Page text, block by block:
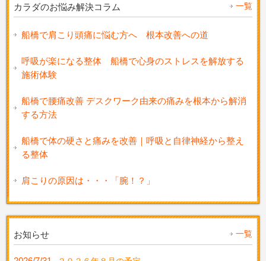
カラダのお悩み解決コラム 一覧
船橋で肩こり頭痛に悩む方へ 根本改善への道
呼吸が楽になる整体 船橋で心身のストレスを解放する
施術体験
船橋で腰痛改善 デスクワーク由来の痛みを根本から解消
する方法
船橋で体の硬さと痛みを改善｜呼吸と自律神経から整え
る整体
肩こりの原因は・・・「腕！？」
お知らせ 一覧